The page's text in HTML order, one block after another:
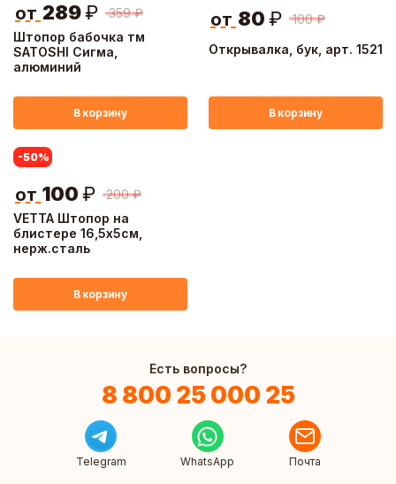
Штопор бабочка тм
SATOSHI Сигма,
алюминий
359 ₽
от 289₽
В корзину
Открывалка, бук, арт. 1521
100 ₽
от 80 ₽
В корзину
VETTA Штопор на
блистере 16,5х5см,
нерж.сталь
-50%
200 ₽
от 100 ₽
В корзину
Есть вопросы?
8 800 25 000 25
Telegram WhatsApp Почта